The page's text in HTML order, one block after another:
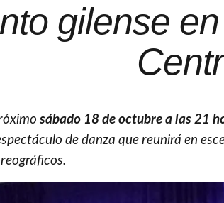
gilense
sábado 18 de octubre a las 21
de danza que reunirá en